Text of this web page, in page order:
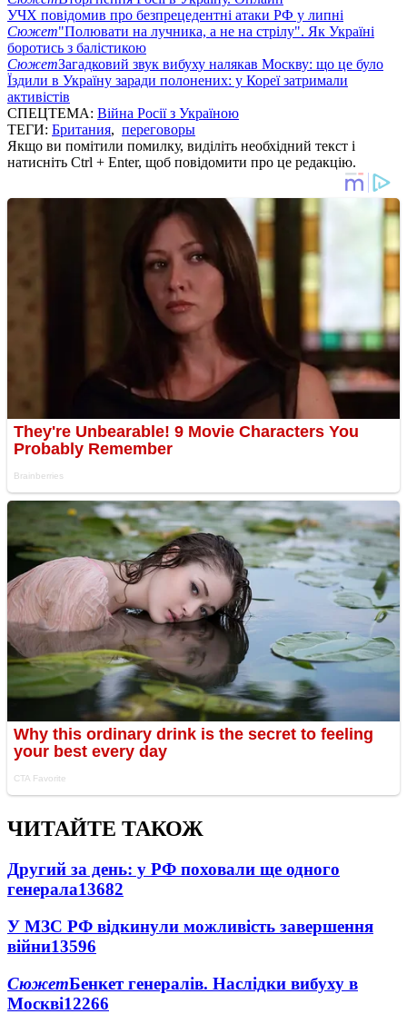
УЧХ повідомив про безпрецедентні атаки РФ у липні
Сюжет"Полювати на лучника, а не на стрілу". Як Україні
боротись з балістикою
СюжетЗагадковий звук вибуху налякав Москву: що це було
Їздили в Україну заради полонених: у Кореї затримали
активістів
СПЕЦТЕМА: Війна Росії з Україною
ТЕГИ: Британия, переговоры
Якщо ви помітили помилку, виділіть необхідний текст і
натисніть Ctrl + Enter, щоб повідомити про це редакцію.
ЧИТАЙТЕ ТАКОЖ
Другий за день: у РФ поховали ще одного
генерала13682
У МЗС РФ відкинули можливість завершення
війни13596
СюжетБенкет генералів. Наслідки вибуху в
Москві12266